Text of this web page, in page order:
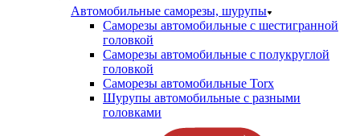
Автомобильные саморезы, шурупы
Саморезы автомобильные с шестигранной
головкой
Саморезы автомобильные с полукруглой
головкой
Саморезы автомобильные Torx
Шурупы автомобильные с разными
головками